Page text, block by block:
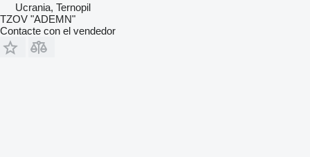
Ucrania, Ternopil
TZOV "ADEMN"
Contacte con el vendedor